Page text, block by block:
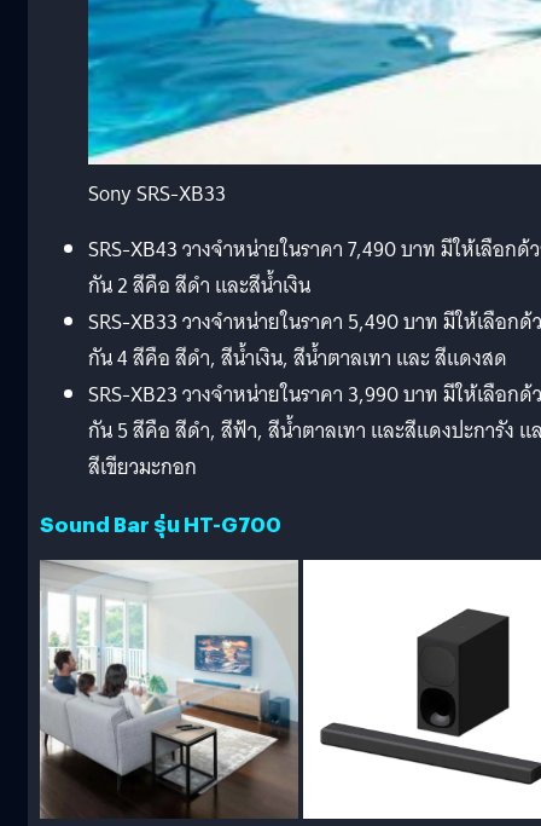
Sony SRS-XB33
SRS-XB43 วางจำหน่ายในราคา 7,490 บาท มีให้เลือกด้
กัน 2 สีคือ สีดำ และสีน้ำเงิน
SRS-XB33 วางจำหน่ายในราคา 5,490 บาท มีให้เลือกด้
กัน 4 สีคือ สีดำ, สีน้ำเงิน, สีน้ำตาลเทา และ สีแดงสด
SRS-XB23 วางจำหน่ายในราคา 3,990 บาท มีให้เลือกด้
กัน 5 สีคือ สีดำ, สีฟ้า, สีน้ำตาลเทา และสีแดงปะการัง แ
สีเขียวมะกอก
Sound Bar รุ่น HT-G700